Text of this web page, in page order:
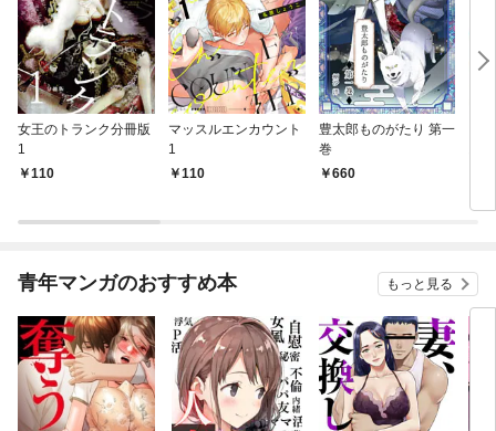
女王のトランク分冊版
1
110
マッスルエンカウント
1
110
豊太郎ものがたり 第一
巻
660
青年マンガのおすすめ本 もっと見る